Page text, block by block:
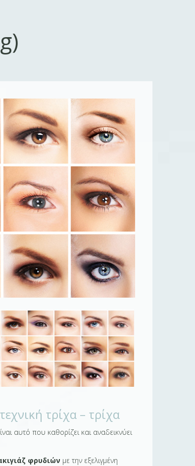
τρίχα – τρίχα
αυτό που καθορίζει και αναδεικνύει
φρυδιών με την εξελιγμένη